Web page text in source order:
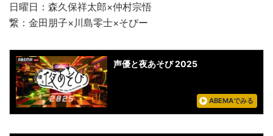
日曜日：森久保祥太郎×仲村宗悟
繋：金田朋子×川島零士×そびー
声優と夜あそび 2025
ABEMAでみる